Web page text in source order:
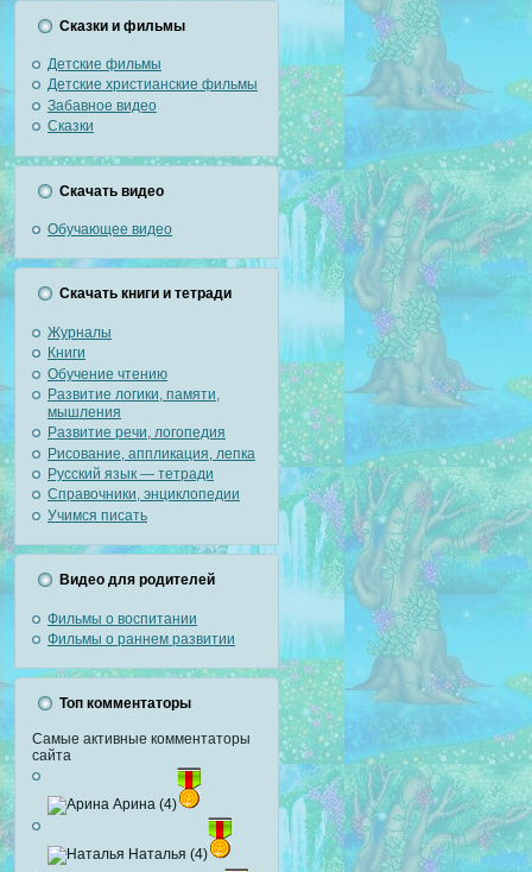
Сказки и фильмы
Детские фильмы
Детские христианские фильмы
Забавное видео
Сказки
Скачать видео
Обучающее видео
Скачать книги и тетради
Журналы
Книги
Обучение чтению
Развитие логики, памяти,
мышления
Развитие речи, логопедия
Рисование, аппликация, лепка
Русский язык — тетради
Справочники, энциклопедии
Учимся писать
Видео для родителей
Фильмы о воспитании
Фильмы о раннем развитии
Топ комментаторы
Самые активные комментаторы
сайта
Арина (4)
Наталья (4)